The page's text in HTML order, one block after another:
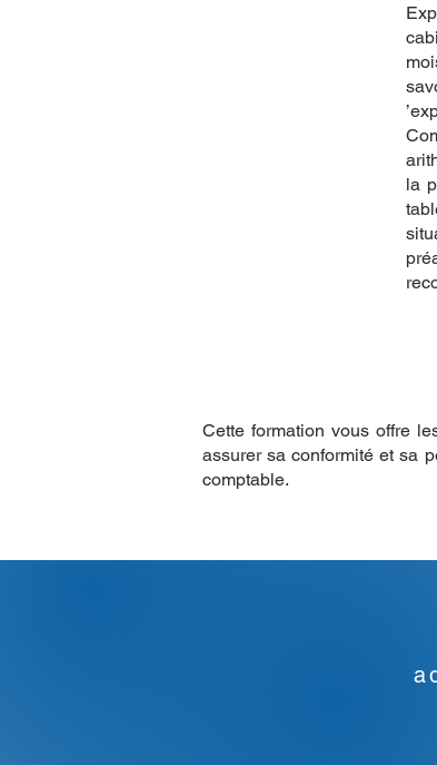
la
Cette formation vous offre
assurer sa conformité et sa
comptable.